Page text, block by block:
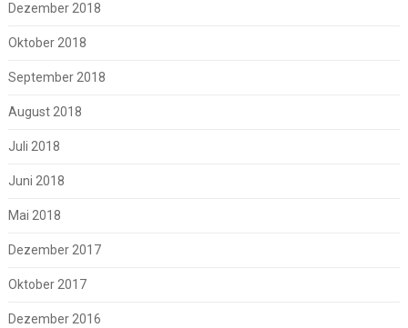
Dezember 2018
Oktober 2018
September 2018
August 2018
Juli 2018
Juni 2018
Mai 2018
Dezember 2017
Oktober 2017
Dezember 2016